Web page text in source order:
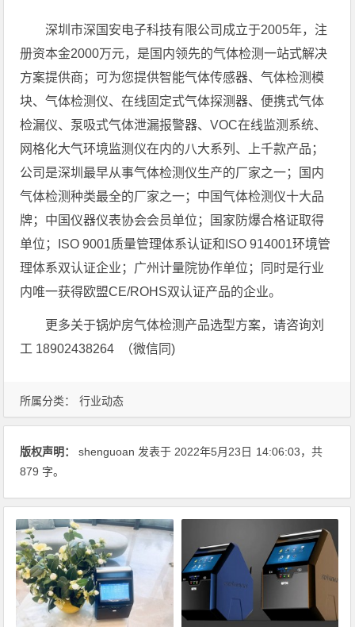
深圳市深国安电子科技有限公司成立于2005年，注
册资本金2000万元，是国内领先的气体检测一站式解决
方案提供商；可为您提供智能气体传感器、气体检测模
块、气体检测仪、在线固定式气体探测器、便携式气体
检漏仪、泵吸式气体泄漏报警器、VOC在线监测系统、
网格化大气环境监测仪在内的八大系列、上千款产品；
公司是深圳最早从事气体检测仪生产的厂家之一；国内
气体检测种类最全的厂家之一；中国气体检测仪十大品
牌；中国仪器仪表协会会员单位；国家防爆合格证取得
单位；ISO 9001质量管理体系认证和ISO 914001环境管
理体系双认证企业；广州计量院协作单位；同时是行业
内唯一获得欧盟CE/ROHS双认证产品的企业。
更多关于锅炉房气体检测产品选型方案，请咨询刘
工 18902438264 （微信同)
所属分类： 行业动态
版权声明： shenguoan 发表于 2022年5月23日 14:06:03，共
879 字。